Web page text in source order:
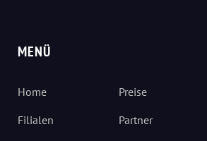
MENÜ
Home
Filialen
Preise
Partner